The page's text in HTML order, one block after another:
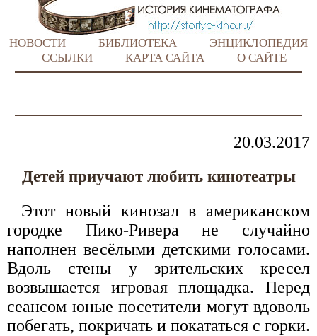
НОВОСТИ БИБЛИОТЕКА
ЭНЦИКЛОПЕДИЯ
ССЫЛКИ
КАРТА САЙТА О САЙТЕ
20.03.2017
Детей приучают любить кинотеатры
Этот новый кинозал в американском
городке Пико-Ривера не случайно
наполнен весёлыми детскими голосами.
Вдоль стены у зрительских кресел
возвышается игровая площадка. Перед
сеансом юные посетители могут вдоволь
побегать, покричать и покататься с горки.